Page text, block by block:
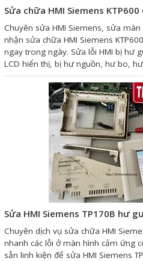
Sửa chữa HMI Siemens
Chuyên sửa HMI Siemens, sửa
nhận sửa chữa HMI Siemens
ngay trong ngày. Sửa lỗi HMI bị hư
LCD hiển thị, bị hư nguồn, hư bo,
Sửa HMI Siemens TP170B hư
Chuyên dịch vụ sửa chữa HMI
nhanh các lỗi ở màn hình cảm ứng
sẵn linh kiện để sửa HMI Siemens
Bộ điều khiển nhiệt độ
Bộ đếm - Bộ hẹn giờ
Đồng hồ đo đa năng
Phụ kiện lắp tủ điện
Giới thiệu
Thiết kế phần mềm giám sát
và quản lý
Thiết kế tủ điện công nghiệp
Sửa chữa biến tần
Sửa chữa PLC